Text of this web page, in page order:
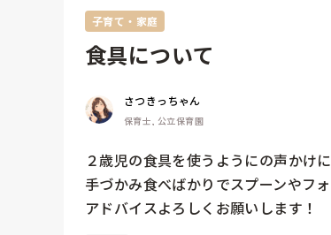
子育て・家庭
食具について
さつきっちゃん
保育士, 公立保育園
２歳児の食具を使うようにの声かけ
手づかみ食べばかりでスプーンやフ
アドバイスよろしくお願いします！